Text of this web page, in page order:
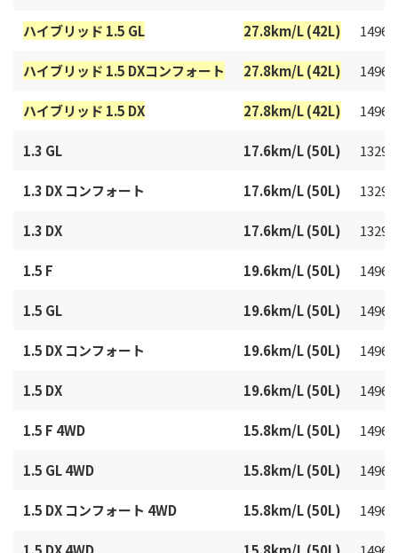
ハイブリッド 1.5 GL 27.8km/L (42L)
ハイブリッド 1.5 DXコンフォート 27.8km/L (42L)
ハイブリッド 1.5 DX 27.8km/L (42L)
1.3 GL 17.6km/L (50L)
1.3 DX コンフォート 17.6km/L (50L)
1.3 DX 17.6km/L (50L)
1.5 F 19.6km/L (50L)
1.5 GL 19.6km/L (50L)
1.5 DX コンフォート 19.6km/L (50L)
1.5 DX 19.6km/L (50L)
1.5 F 4WD 15.8km/L (50L)
1.5 GL 4WD 15.8km/L (50L)
1.5 DX コンフォート 4WD 15.8km/L (50L)